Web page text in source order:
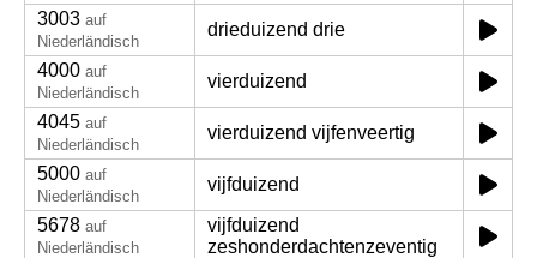
3003 auf
Niederländisch
drieduizend drie
4000 auf
Niederländisch
vierduizend
4045 auf
Niederländisch
vierduizend vijfenveertig
5000 auf
Niederländisch
vijfduizend
5678 auf
Niederländisch
vijfduizend
zeshonderdachtenzeventig